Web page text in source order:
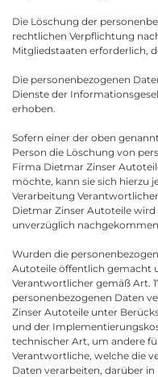
Die Löschung der
rechtlichen Verpflichtung
Mitgliedstaaten erforderlich,
Die personenbezogenen
Dienste der
erhoben.
Sofern einer der oben
Person die Löschung von
Firma Dietmar Zinser
möchte, kann sie sich hierzu
Verarbeitung
Dietmar Zinser Autoteile wird
unverzüglich
Wurden die
Autoteile öffentlich gemacht
Verantwortlicher gemäß Art.
personenbezogenen Daten
Zinser Autoteile unter
und der
technischer Art, um andere
Verantwortliche, welche die
Daten verarbeiten, darüber